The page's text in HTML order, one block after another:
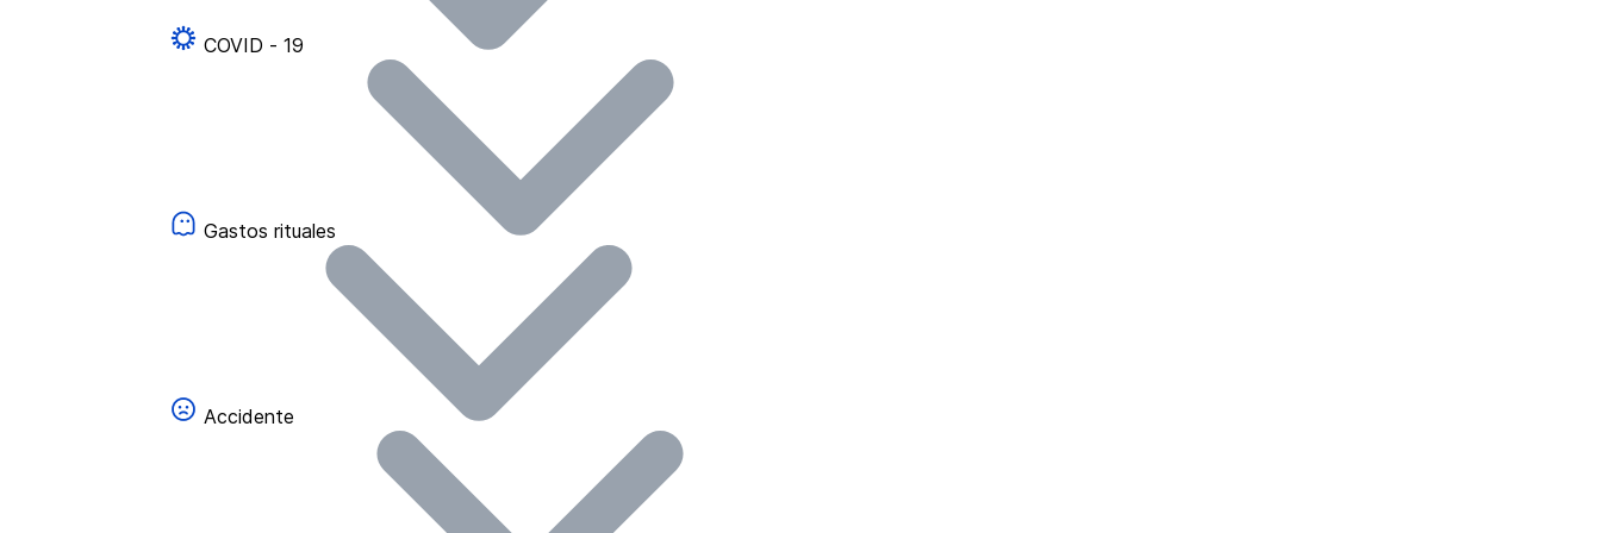
COVID - 19
Gastos rituales
Accidente